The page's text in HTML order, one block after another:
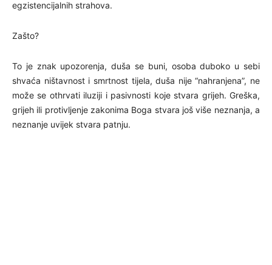
egzistencijalnih strahova.
Zašto?
To je znak upozorenja, duša se buni, osoba duboko u sebi
shvaća ništavnost i smrtnost tijela, duša nije “nahranjena”, ne
može se othrvati iluziji i pasivnosti koje stvara grijeh. Greška,
grijeh ili protivljenje zakonima Boga stvara još više neznanja, a
neznanje uvijek stvara patnju.